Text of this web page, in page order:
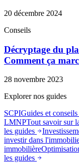
20 décembre 2024
Conseils
Décryptage du
Comment ça
28 novembre 2023
Explorer nos guides
SCPIGuides et
LMNPTout savoir sur
les guides
investir dans
immobilière
les guides